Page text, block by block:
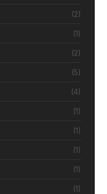
(2)
(1)
(2)
(5)
(4)
(1)
(1)
(1)
(1)
(1)